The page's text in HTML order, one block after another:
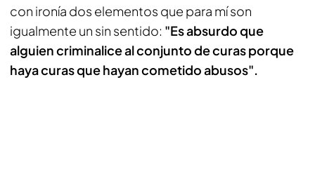
con ironía dos elementos que para mí son
igualmente un sin sentido: "Es absurdo que
alguien criminalice al conjunto de curas porque
haya curas que hayan cometido abusos".